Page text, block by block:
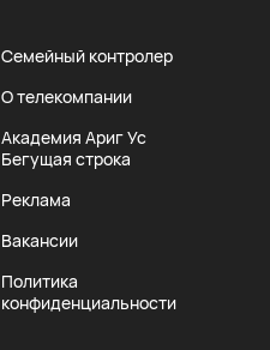
Семейный контролер
О телекомпании
Академия Ариг Ус
Бегущая строка
Реклама
Вакансии
Политика
конфиденциальности